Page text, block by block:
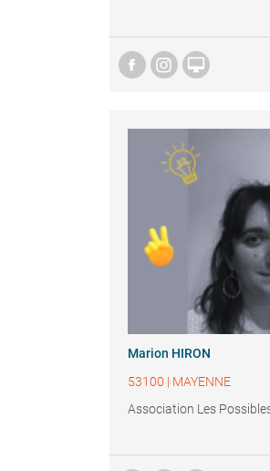

Marion HIRON
53100 | MAYENNE
Association Les